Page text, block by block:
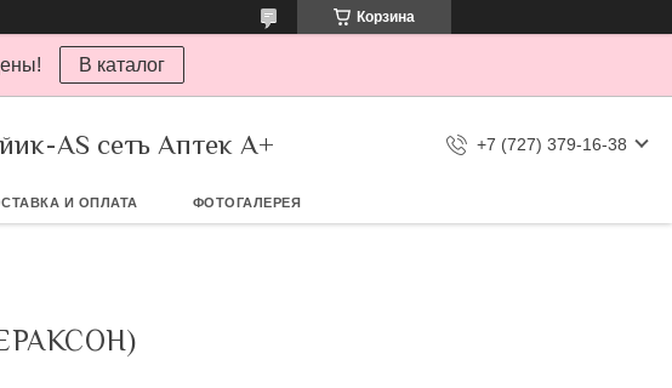
Корзина
В каталог
AS сеть Аптек А+ +7 (727) 379-16-38
И ОПЛАТА ФОТОГАЛЕРЕЯ